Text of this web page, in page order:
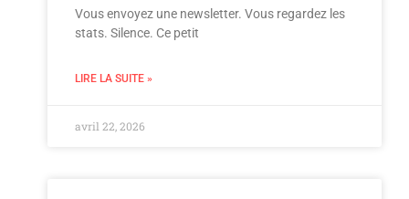
Vous envoyez une newsletter. Vous regardez les
stats. Silence. Ce petit
LIRE LA SUITE »
avril 22, 2026